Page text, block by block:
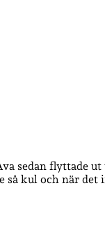
sedan flyttade ut
kul och när